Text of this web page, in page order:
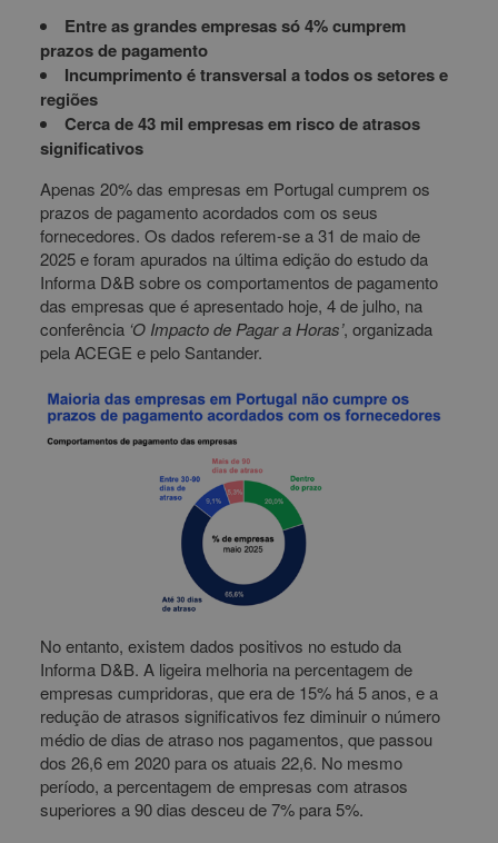
Entre as grandes empresas só 4% cumprem
prazos de pagamento
Incumprimento é transversal a todos os setores e
regiões
Cerca de 43 mil empresas em risco de atrasos
significativos
Apenas 20% das empresas em Portugal cumprem os
prazos de pagamento acordados com os seus
fornecedores. Os dados referem-se a 31 de maio de
2025 e foram apurados na última edição do estudo da
Informa D&B sobre os comportamentos de pagamento
das empresas que é apresentado hoje, 4 de julho, na
conferência ‘O Impacto de Pagar a Horas’, organizada
pela ACEGE e pelo Santander.
No entanto, existem dados positivos no estudo da
Informa D&B. A ligeira melhoria na percentagem de
empresas cumpridoras, que era de 15% há 5 anos, e a
redução de atrasos significativos fez diminuir o número
médio de dias de atraso nos pagamentos, que passou
dos 26,6 em 2020 para os atuais 22,6. No mesmo
período, a percentagem de empresas com atrasos
superiores a 90 dias desceu de 7% para 5%.